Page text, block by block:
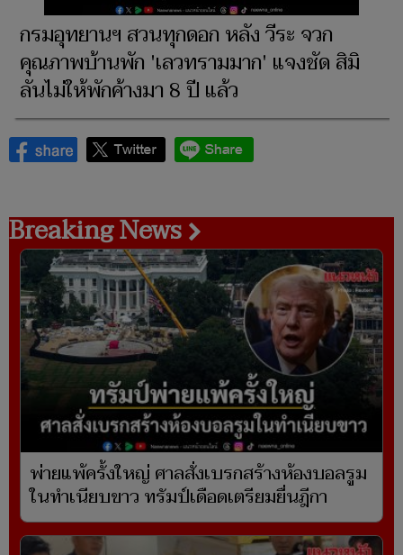
กรมอุทยานฯ สวนทุกดอก หลัง วีระ จวก
คุณภาพบ้านพัก 'เลวทรามมาก' แจงชัด สิมิ
ลันไม่ให้พักค้างมา 8 ปี แล้ว
Breaking News
พ่ายแพ้ครั้งใหญ่ ศาลสั่งเบรกสร้างห้องบอลรูม
ในทำเนียบขาว ทรัมป์เดือดเตรียมยื่นฎีกา